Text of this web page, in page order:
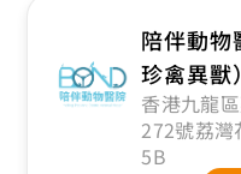
陪伴動物
珍禽異獸）
香港九龍
272號荔灣
5B